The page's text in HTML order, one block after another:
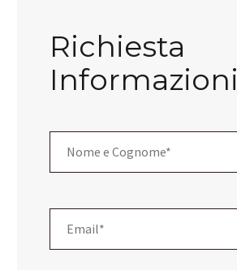
Richiesta
Informazioni